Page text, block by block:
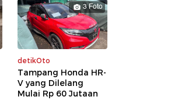
3 Foto
detikOto
Tampang Honda HR-
V yang Dilelang
Mulai Rp 60 Jutaan